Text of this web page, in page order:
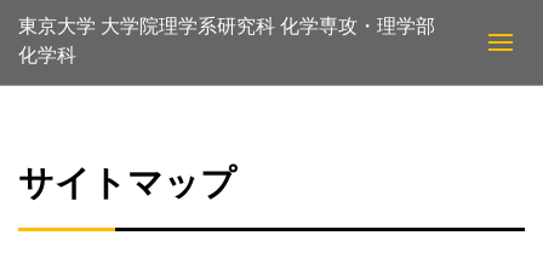
東京大学 大学院理学系研究科 化学専攻・理学部
化学科
サイトマップ